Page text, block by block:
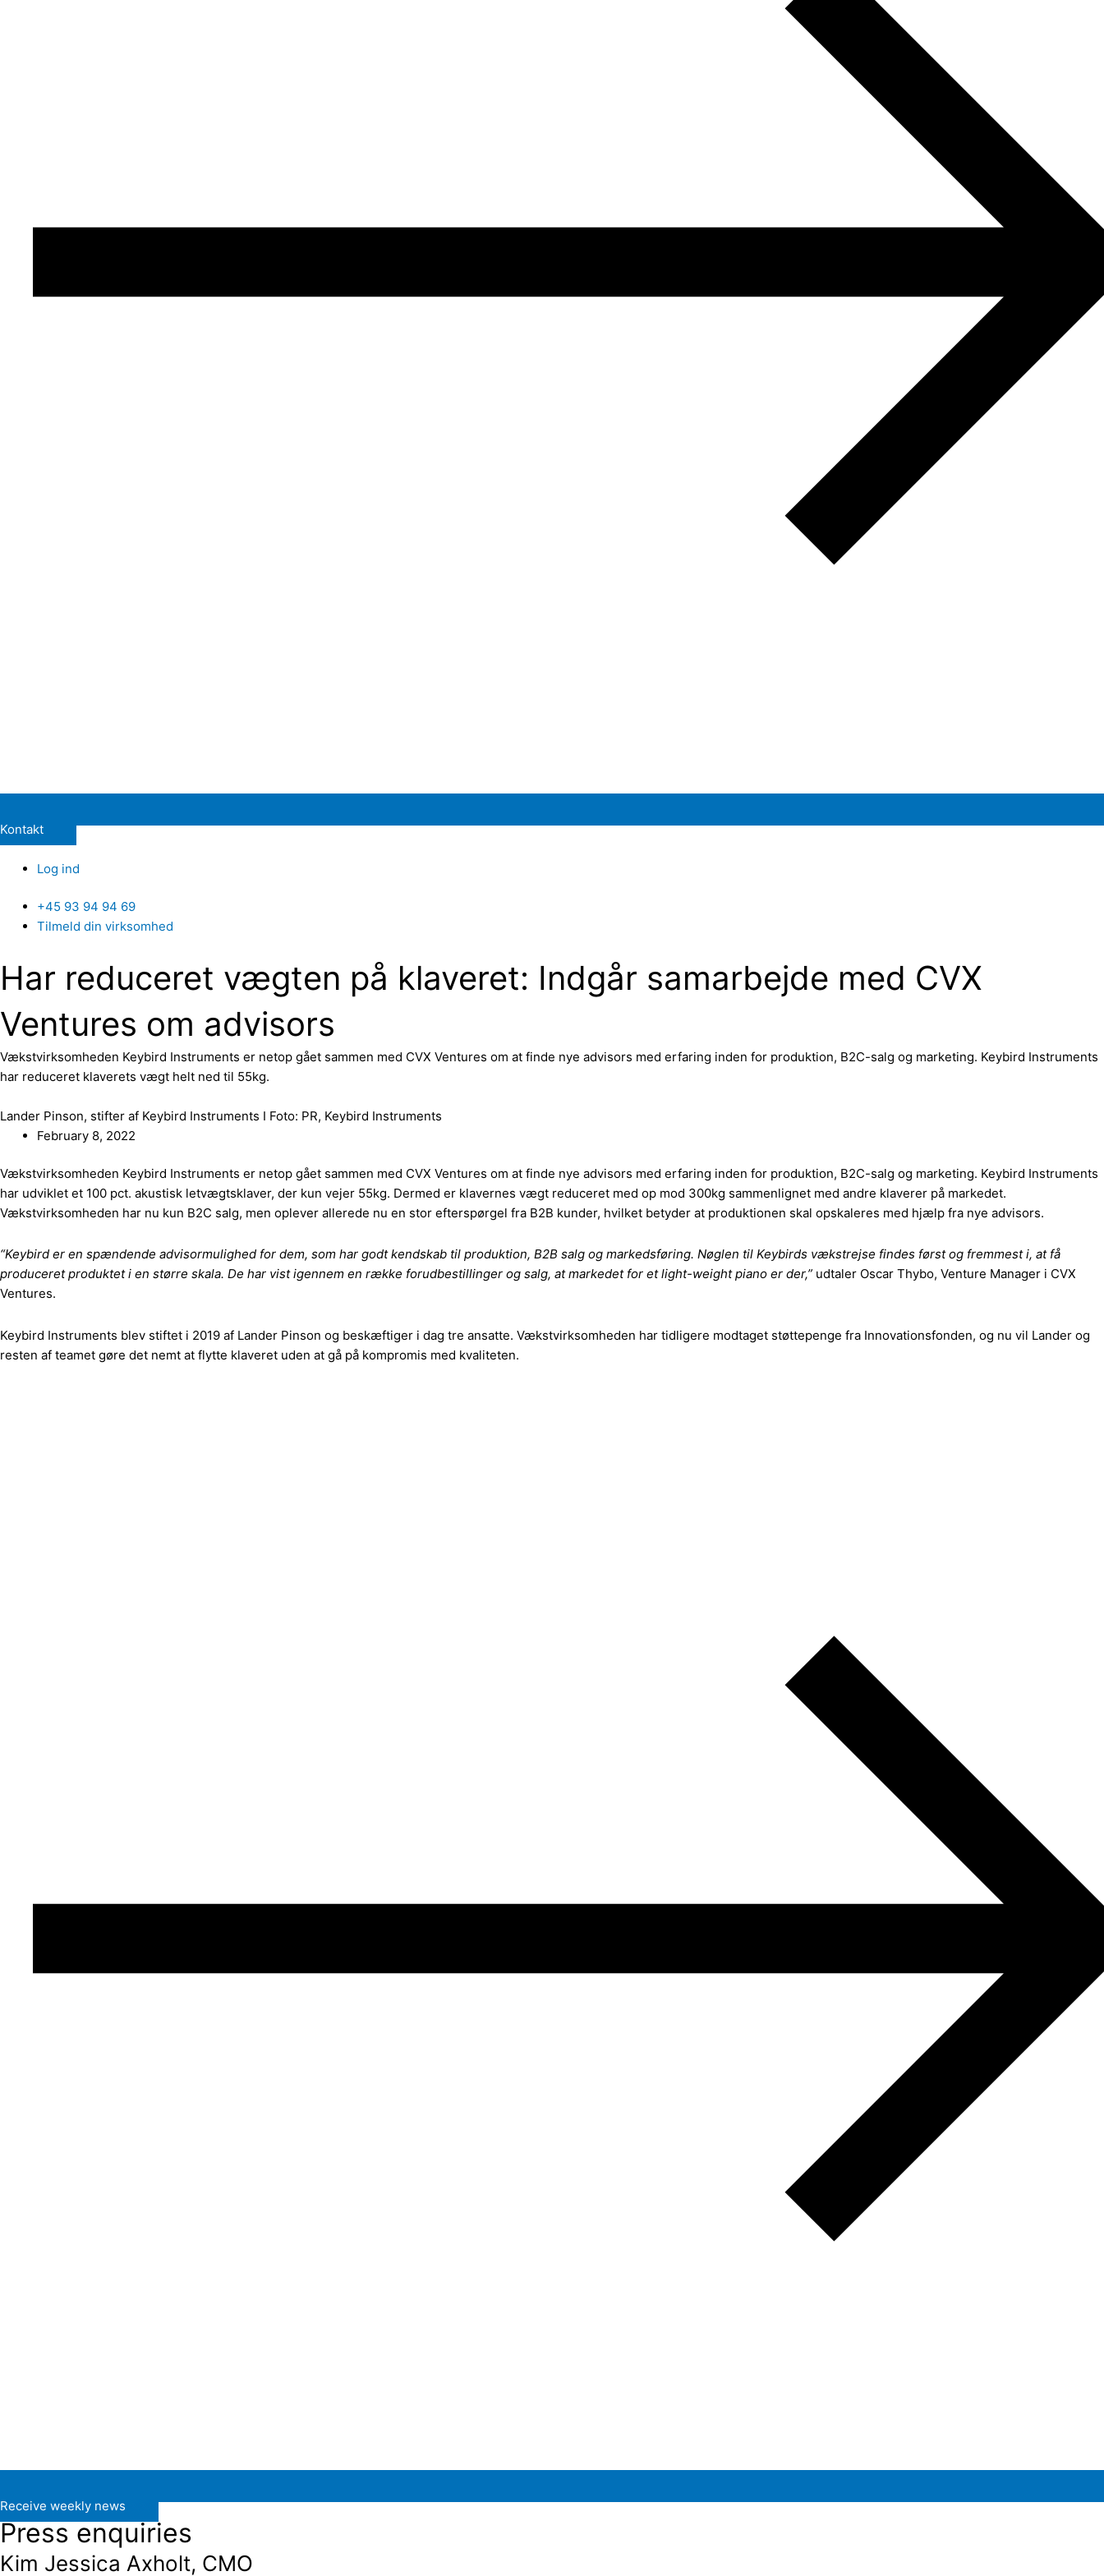
Kontakt
Log ind
+45 93 94 94 69
Tilmeld din virksomhed
Har reduceret vægten på klaveret: Indgår samarbejde med CVX
Ventures om advisors
Vækstvirksomheden Keybird Instruments er netop gået sammen med CVX Ventures om at finde nye advisors med erfaring inden for produktion, B2C-salg og marketing. Keybird Instruments
har reduceret klaverets vægt helt ned til 55kg.
Lander Pinson, stifter af Keybird Instruments I Foto: PR, Keybird Instruments
February 8, 2022
Vækstvirksomheden Keybird Instruments er netop gået sammen med CVX Ventures om at finde nye advisors med erfaring inden for produktion, B2C-salg og marketing. Keybird Instruments
har udviklet et 100 pct. akustisk letvægtsklaver, der kun vejer 55kg. Dermed er klavernes vægt reduceret med op mod 300kg sammenlignet med andre klaverer på markedet.
Vækstvirksomheden har nu kun B2C salg, men oplever allerede nu en stor efterspørgel fra B2B kunder, hvilket betyder at produktionen skal opskaleres med hjælp fra nye advisors.
“Keybird er en spændende advisormulighed for dem, som har godt kendskab til produktion, B2B salg og markedsføring. Nøglen til Keybirds vækstrejse findes først og fremmest i, at få
produceret produktet i en større skala. De har vist igennem en række forudbestillinger og salg, at markedet for et light-weight piano er der,” udtaler Oscar Thybo, Venture Manager i CVX
Ventures.
Keybird Instruments blev stiftet i 2019 af Lander Pinson og beskæftiger i dag tre ansatte. Vækstvirksomheden har tidligere modtaget støttepenge fra Innovationsfonden, og nu vil Lander og
resten af teamet gøre det nemt at flytte klaveret uden at gå på kompromis med kvaliteten.
Receive weekly news
Press enquiries
Kim Jessica Axholt, CMO